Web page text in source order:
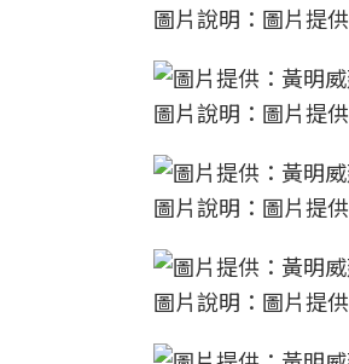
圖片說明：圖片提
圖片說明：圖片提
圖片說明：圖片提
圖片說明：圖片提